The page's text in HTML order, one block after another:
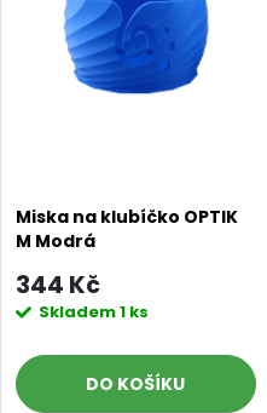
Miska na klubíčko OPTIK
M Modrá
344 Kč
Skladem1 ks
DO KOŠÍKU